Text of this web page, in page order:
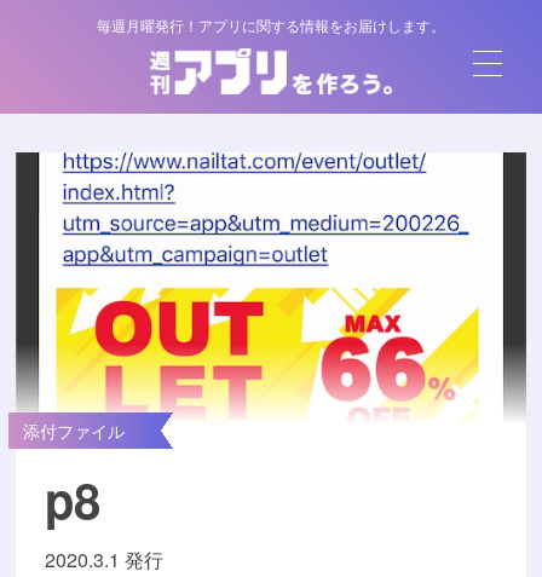
毎週月曜発行！アプリに関する情報をお届けします。
添付ファイル
p8
2020.3.1 発行